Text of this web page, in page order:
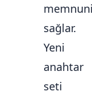
sağlar.
Yeni
anahtar
seti